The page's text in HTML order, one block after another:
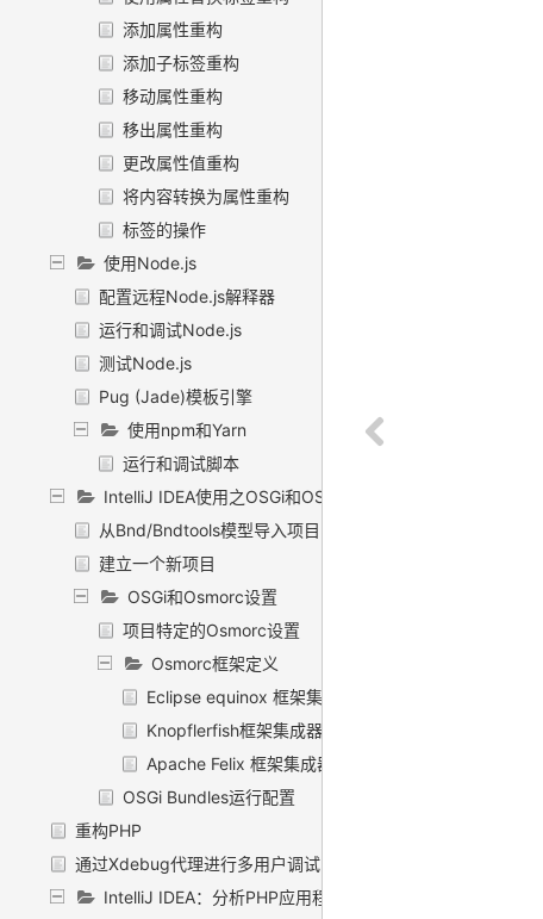
添加属性重构
添加子标签重构
移动属性重构
移出属性重构
更改属性值重构
将内容转换为属性重构
标签的操作
使用Node.js
配置远程Node.js解释器
运行和调试Node.js
测试Node.js
Pug (Jade)模板引擎
使用npm和Yarn
运行和调试脚本
IntelliJ IDEA使用之OSGi和OSMORC
从Bnd/Bndtools模型导入项目
建立一个新项目
OSGi和Osmorc设置
项目特定的Osmorc设置
Osmorc框架定义
Eclipse equinox 框架集成器
Knopflerfish框架集成器
Apache Felix 框架集成器
OSGi Bundles运行配置
重构PHP
通过Xdebug代理进行多用户调试
IntelliJ IDEA：分析PHP应用程序的性能